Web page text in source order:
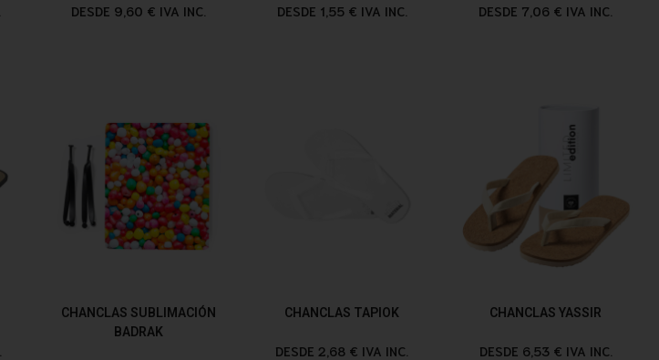
DESDE 9,60 € IVA INC. DESDE 1,55 € IVA INC. DESDE 7,06 € IVA INC.
CHANCLAS SUBLIMACIÓN
BADRAK
CHANCLAS TAPIOK
DESDE 2,68 € IVA INC.
CHANCLAS YASSIR
DESDE 6,53 € IVA INC.